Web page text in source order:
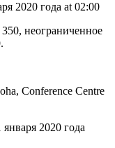
2020 года at 02:00
неограниченное
Conference Centre
2020 года